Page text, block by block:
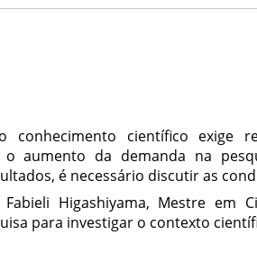
conhecimento científico exige
o aumento da demanda na
é necessário discutir as
Fabieli Higashiyama, Mestre em
para investigar o contexto